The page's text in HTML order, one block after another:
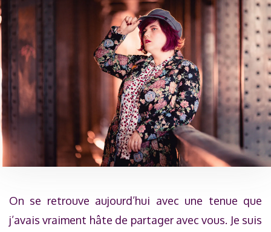
On se retrouve aujourd’hui avec une tenue que
j’avais vraiment hâte de partager avec vous. Je suis